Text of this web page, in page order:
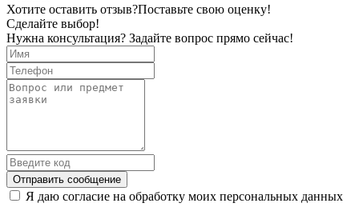
Хотите оставить отзыв?Поставьте свою оценку!
Сделайте выбор!
Нужна консультация? Задайте вопрос прямо сейчас!
Отправить сообщение
Я даю согласие на обработку моих персональных данных